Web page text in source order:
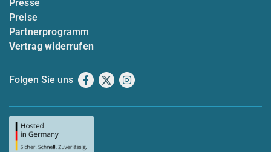
Presse
Preise
Partnerprogramm
Vertrag widerrufen
Folgen Sie uns Facebook
X Instagram